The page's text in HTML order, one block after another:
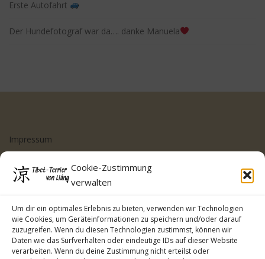
Cookie-Zustimmung
verwalten
Um dir ein optimales Erlebnis zu bieten, verwenden wir Technologien
wie Cookies, um Geräteinformationen zu speichern und/oder darauf
zuzugreifen. Wenn du diesen Technologien zustimmst, können wir
Daten wie das Surfverhalten oder eindeutige IDs auf dieser Website
verarbeiten. Wenn du deine Zustimmung nicht erteilst oder
Erste Autofahrt
Der Hundefotograf war da…. danke Manuela
Impressum
Cookie-Richtlinie (EU)